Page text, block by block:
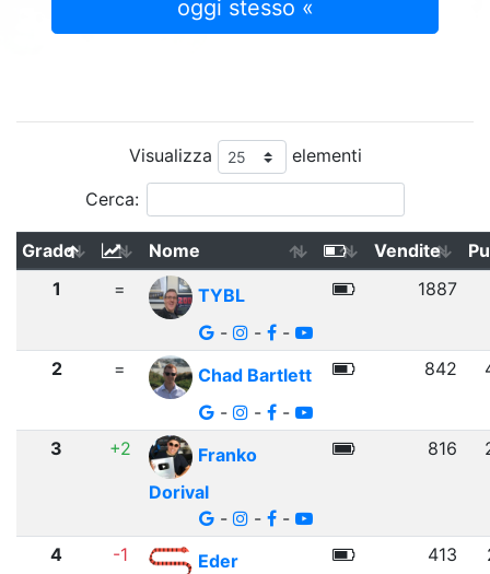
oggi stesso «
Visualizza elementi
Cerca:
Grado Nome Vendite
1
=
TYBL
-
- -
1887
2 =
Chad Bartlett
-
- -
842
3 +2
Franko
Dorival
-
- -
816
4 -1
Eder
413